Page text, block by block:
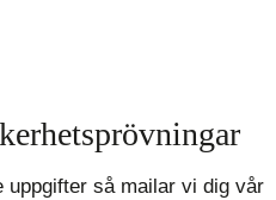
uppgifter så mailar vi dig vår